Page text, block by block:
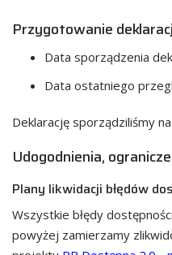
Przygotowanie
Data sporządzenia
Data ostatniego
Deklarację sporządziliśmy
Udogodnienia,
Plany likwidacji błędów
Wszystkie błędy
powyżej zamierzamy